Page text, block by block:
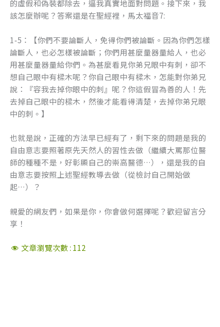
的虛假和偽裝都除去，逼我真實地面對問題。接下來，我
該怎麼辦呢？答案還是在聖經裡，馬太福音7:
1-5：【你們不要論斷人，免得你們被論斷。因為你們怎樣
論斷人，也必怎樣被論斷；你們用甚麼量器量給人，也必
用甚麼量器量給你們。為甚麼看見你弟兄眼中有刺，卻不
想自己眼中有樑木呢？你自己眼中有樑木，怎能對你弟兄
說：『容我去掉你眼中的刺』呢？你這假冒為善的人！先
去掉自己眼中的樑木，然後才能看得清楚，去掉你弟兄眼
中的刺。】
也就是說，正確的方法早已經有了，剩下來的問題是我的
自由意志要照著原先天然人的習性去做（繼續大罵那位醫
師的種種不是，好彰顯自己的崇高醫德…），還是我的自
由意志要按照上述聖經教導去做（從檢討自己開始做
起…）？
親愛的網友們，如果是你，你會做何選擇呢？歡迎留言分
享！
文章瀏覽次數 : 112